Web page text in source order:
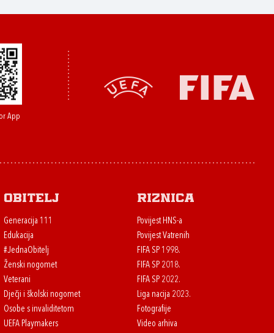
App
Obitelj
Generacija 111
Edukacija
#JednaObitelj
Ženski nogomet
Veterani
Dječji i školski nogomet
Osobe s invaliditetom
UEFA Playmakers
Riznica
Povijest HNS-a
Povijest Vatrenih
FIFA SP 1998.
FIFA SP 2018.
FIFA SP 2022.
Liga nacija 2023.
Fotografije
Video arhiva